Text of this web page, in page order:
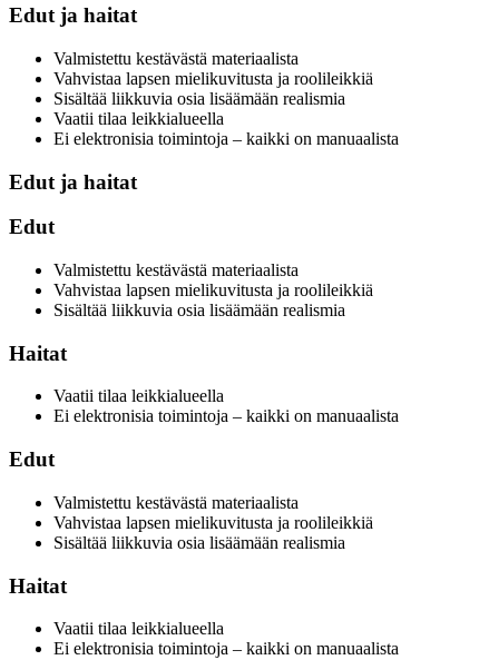
Edut ja haitat
Valmistettu kestävästä materiaalista
Vahvistaa lapsen mielikuvitusta ja roolileikkiä
Sisältää liikkuvia osia lisäämään realismia
Vaatii tilaa leikkialueella
Ei elektronisia toimintoja – kaikki on manuaalista
Edut ja haitat
Edut
Valmistettu kestävästä materiaalista
Vahvistaa lapsen mielikuvitusta ja roolileikkiä
Sisältää liikkuvia osia lisäämään realismia
Haitat
Vaatii tilaa leikkialueella
Ei elektronisia toimintoja – kaikki on manuaalista
Edut
Valmistettu kestävästä materiaalista
Vahvistaa lapsen mielikuvitusta ja roolileikkiä
Sisältää liikkuvia osia lisäämään realismia
Haitat
Vaatii tilaa leikkialueella
Ei elektronisia toimintoja – kaikki on manuaalista